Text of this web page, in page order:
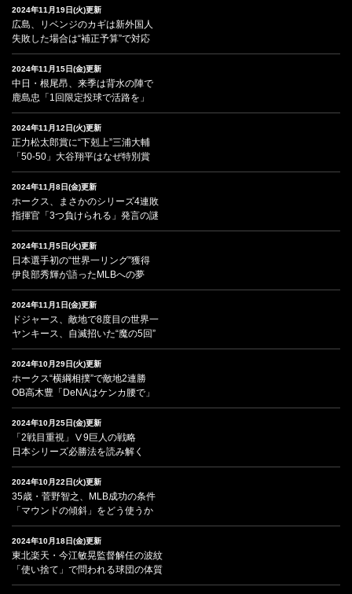
2024年11月19日(火)更新
広島、リベンジのカギは新外国人
失敗した場合は“補正予算”で対応
2024年11月15日(金)更新
中日・根尾昂、来季は背水の陣で
鹿島忠「1回限定投球で活路を」
2024年11月12日(火)更新
正力松太郎賞に“下剋上”三浦大輔
「50-50」大谷翔平はなぜ特別賞
2024年11月8日(金)更新
ホークス、まさかのシリーズ4連敗
指揮官「3つ負けられる」発言の謎
2024年11月5日(火)更新
日本選手初の“世界一リング”獲得
伊良部秀輝が語ったMLBへの夢
2024年11月1日(金)更新
ドジャース、敵地で8度目の世界一
ヤンキース、自滅招いた“魔の5回”
2024年10月29日(火)更新
ホークス“横綱相撲”で敵地2連勝
OB高木豊「DeNAはケンカ腰で」
2024年10月25日(金)更新
「2戦目重視」Ⅴ9巨人の戦略
日本シリーズ必勝法を読み解く
2024年10月22日(火)更新
35歳・菅野智之、MLB成功の条件
「マウンドの傾斜」をどう使うか
2024年10月18日(金)更新
東北楽天・今江敏晃監督解任の波紋
「使い捨て」で問われる球団の体質